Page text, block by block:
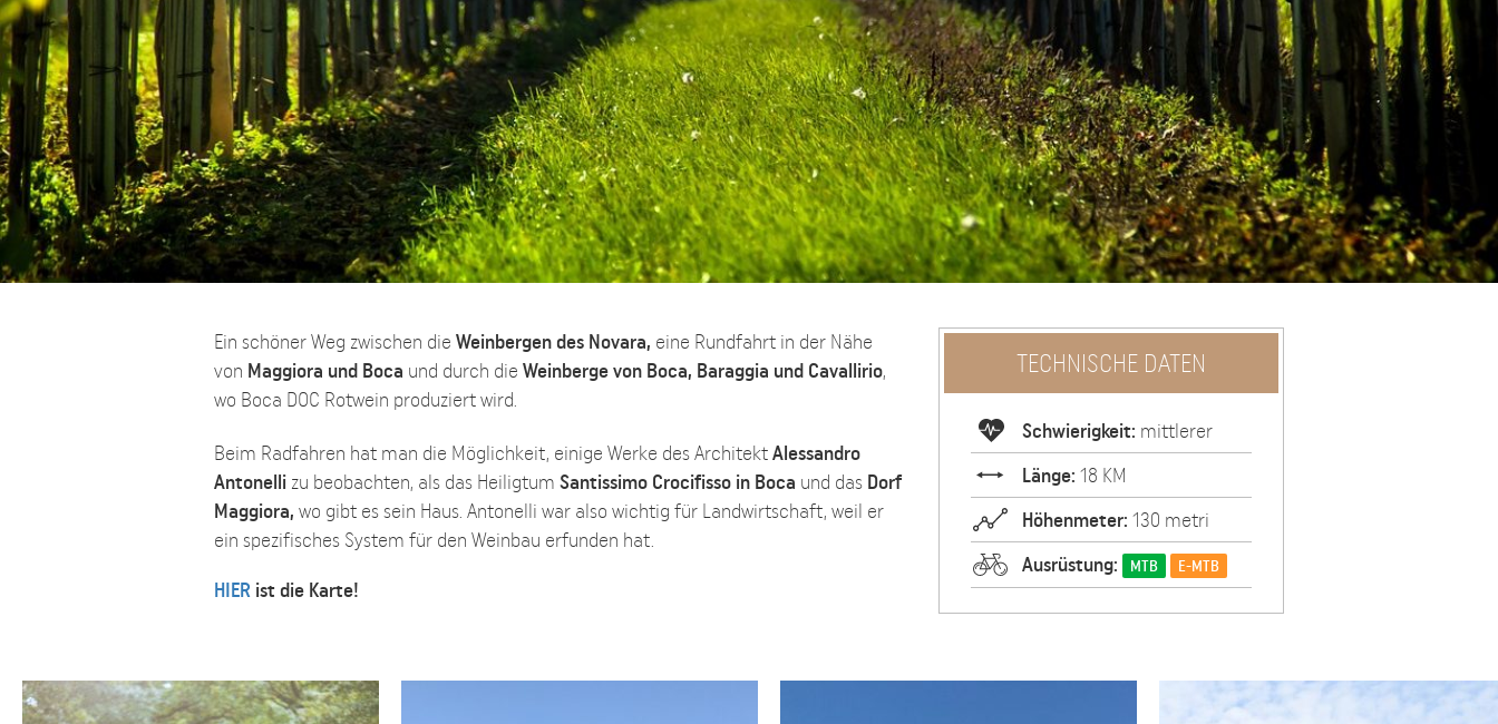
Ein schöner Weg zwischen die Weinbergen des Novara, eine Rundfahrt in der Nähe
von Maggiora und Boca und durch die Weinberge von Boca, Baraggia und Cavallirio,
wo Boca DOC Rotwein produziert wird.
Beim Radfahren hat man die Möglichkeit, einige Werke des ArchitektAlessandro
Antonelli zu beobachten, als das Heiligtum Santissimo Crocifisso in Boca und das Dorf
Maggiora, wo gibt es sein Haus. Antonelli war also wichtig für Landwirtschaft, weil er
ein spezifisches System für den Weinbau erfunden hat.
HIER ist die Karte!
TECHNISCHE DATEN
Schwierigkeit: mittlerer
Länge: 18 KM
Höhenmeter: 130 metri
Ausrüstung:
MTB E-MTB